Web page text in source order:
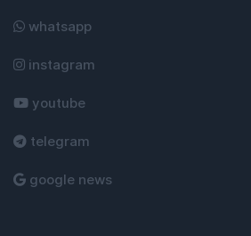
whatsapp
instagram
youtube
telegram
google news